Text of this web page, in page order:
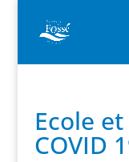
Ecole
COVID